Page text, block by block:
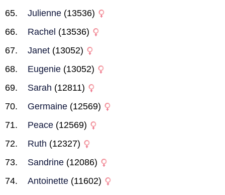
Julienne (13536)
Rachel (13536)
Janet (13052)
Eugenie (13052)
Sarah (12811)
Germaine (12569)
Peace (12569)
Ruth (12327)
Sandrine (12086)
Antoinette (11602)